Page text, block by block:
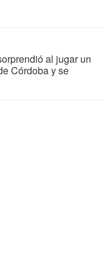
al jugar un
Córdoba y se